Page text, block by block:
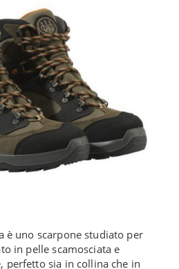
è uno scarpone studiato per
in pelle scamosciata e
perfetto sia in collina che in